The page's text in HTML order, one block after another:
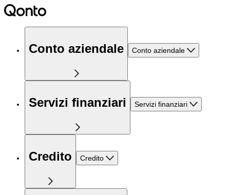
Conto aziendale Conto aziendale
Servizi finanziari Servizi finanziari
Credito Credito